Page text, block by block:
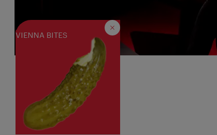
Seilerstätte 30, 1010 Wien
www.hdm.at
+43 1 513 48 50
info@hdm.at
VIENNA BITES Schließen